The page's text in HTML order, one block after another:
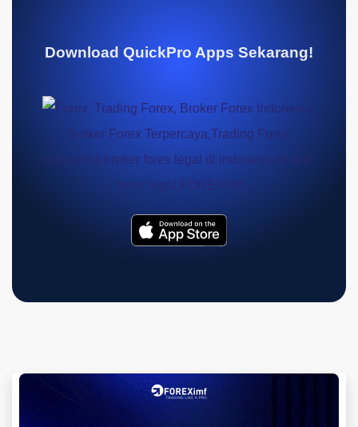
Download QuickPro Apps Sekarang!